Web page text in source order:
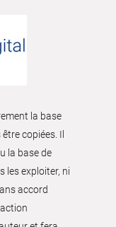
la base
copiées. Il
la base de
les exploiter, ni
accord